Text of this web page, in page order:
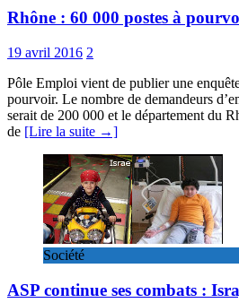
Rhône : 60 000 postes à
19 avril 2016 2
Pôle Emploi vient de publier une
pourvoir. Le nombre de demandeurs
serait de 200 000 et le département du
de [Lire la suite →]
Société
ASP continue ses combats :